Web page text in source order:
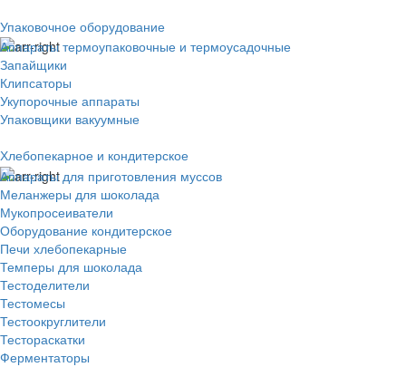
Упаковочное оборудование
Аппараты термоупаковочные и термоусадочные
Запайщики
Клипсаторы
Укупорочные аппараты
Упаковщики вакуумные
Хлебопекарное и кондитерское
Аппараты для приготовления муссов
Меланжеры для шоколада
Мукопросеиватели
Оборудование кондитерское
Печи хлебопекарные
Темперы для шоколада
Тестоделители
Тестомесы
Тестоокруглители
Тестораскатки
Ферментаторы